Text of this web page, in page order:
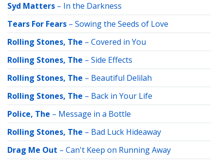
Syd Matters – In the Darkness
Tears For Fears – Sowing the Seeds of Love
Rolling Stones, The – Covered in You
Rolling Stones, The – Side Effects
Rolling Stones, The – Beautiful Delilah
Rolling Stones, The – Back in Your Life
Police, The – Message in a Bottle
Rolling Stones, The – Bad Luck Hideaway
Drag Me Out – Can't Keep on Running Away